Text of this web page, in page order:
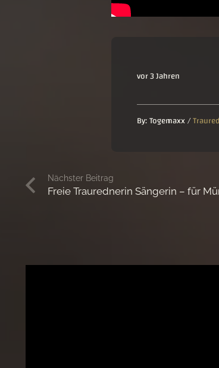
vor 3 Jahren
By:Togemaxx/
Nächster Beitrag
Freie Traurednerin Sängerin – für